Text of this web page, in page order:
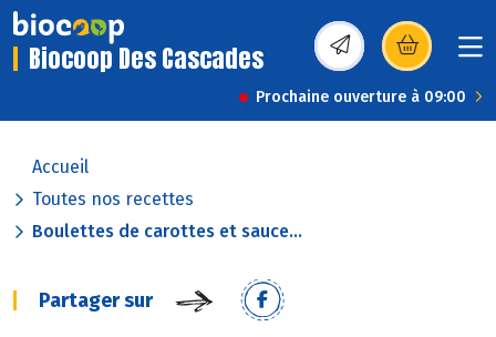
Biocoop Des Cascades (s’ouvre dans une
Prochaine ouverture à 09:00
Accueil
Toutes nos recettes
Boulettes de carottes et sauce...
Partager sur